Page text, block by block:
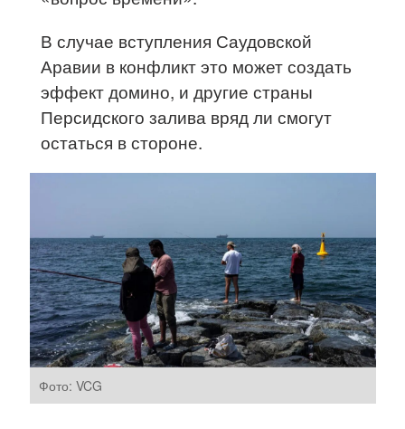
В случае вступления Саудовской
Аравии в конфликт это может создать
эффект домино, и другие страны
Персидского залива вряд ли смогут
остаться в стороне.
Фото: VCG